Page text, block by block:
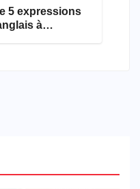
5 expressions
à